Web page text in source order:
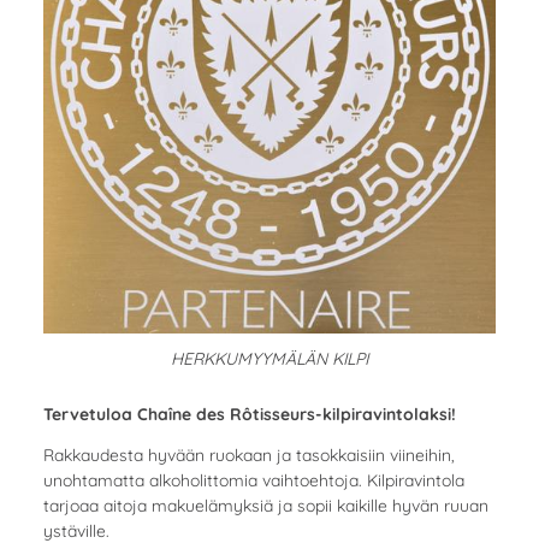
HERKKUMYYMÄLÄN KILPI
Tervetuloa Chaîne des Rôtisseurs-kilpiravintolaksi!
Rakkaudesta hyvään ruokaan ja tasokkaisiin viineihin,
unohtamatta alkoholittomia vaihtoehtoja. Kilpiravintola
tarjoaa aitoja makuelämyksiä ja sopii kaikille hyvän ruuan
ystäville.